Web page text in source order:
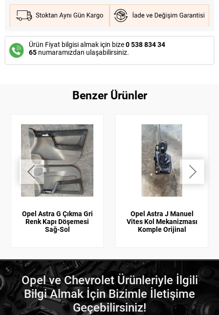
Ürün Fiyat bilgisi almak için bize0 538 834 34
65 numaramızdan ulaşabilirsiniz.
Benzer Ürünler
Opel Astra G Çıkma Gri
Renk Kapı Döşemesi
Sağ-Sol
Opel Astra J Manuel
Vites Kol Mekanizması
Komple Orijinal
Opel ve Chevrolet Ürünleriyle İlgili
Bilgi Almak İçin Bizimle İletişime
Geçebilirsiniz!